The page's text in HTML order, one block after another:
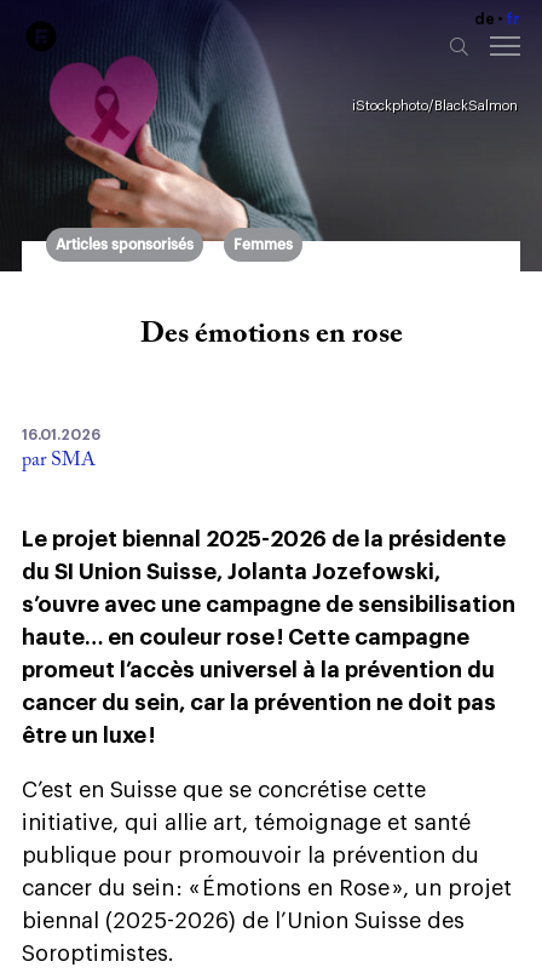
de fr
iStockphoto/BlackSalmon
Articles sponsorisés Femmes
Des émotions en rose
16.01.2026
par SMA
Le projet biennal 2025-2026 de la présidente
du SI Union Suisse, Jolanta Jozefowski,
s’ouvre avec une campagne de sensibilisation
haute… en couleur rose ! Cette campagne
promeut l’accès universel à la prévention du
cancer du sein, car la prévention ne doit pas
être un luxe !
C’est en Suisse que se concrétise cette
initiative, qui allie art, témoignage et santé
publique pour promouvoir la prévention du
cancer du sein : « Émotions en Rose », un projet
biennal (2025-2026) de l’Union Suisse des
Soroptimistes.